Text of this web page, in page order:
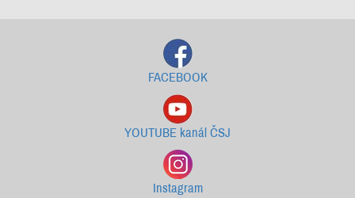
FACEBOOK
YOUTUBE kanál ČSJ
Instagram